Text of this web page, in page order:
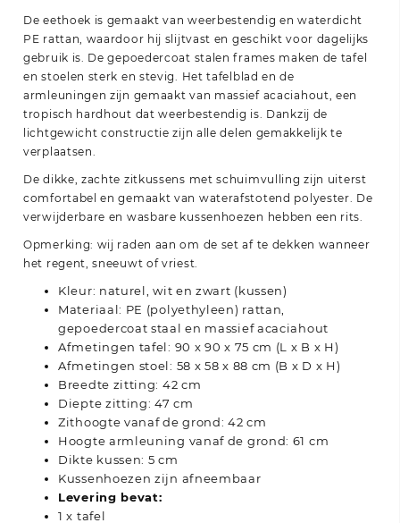
De eethoek is gemaakt van weerbestendig en waterdicht
PE rattan, waardoor hij slijtvast en geschikt voor dagelijks
gebruik is. De gepoedercoat stalen frames maken de tafel
en stoelen sterk en stevig. Het tafelblad en de
armleuningen zijn gemaakt van massief acaciahout, een
tropisch hardhout dat weerbestendig is. Dankzij de
lichtgewicht constructie zijn alle delen gemakkelijk te
verplaatsen.
De dikke, zachte zitkussens met schuimvulling zijn uiterst
comfortabel en gemaakt van waterafstotend polyester. De
verwijderbare en wasbare kussenhoezen hebben een rits.
Opmerking: wij raden aan om de set af te dekken wanneer
het regent, sneeuwt of vriest.
Kleur: naturel, wit en zwart (kussen)
Materiaal: PE (polyethyleen) rattan,
gepoedercoat staal en massief acaciahout
Afmetingen tafel: 90 x 90 x 75 cm (L x B x H)
Afmetingen stoel: 58 x 58 x 88 cm (B x D x H)
Breedte zitting: 42 cm
Diepte zitting: 47 cm
Zithoogte vanaf de grond: 42 cm
Hoogte armleuning vanaf de grond: 61 cm
Dikte kussen: 5 cm
Kussenhoezen zijn afneembaar
Levering bevat:
1 x tafel